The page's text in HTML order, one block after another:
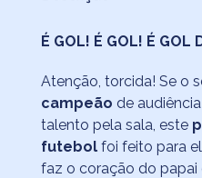
É GOL! É GOL! É GOL
Atenção, torcida! Se o
campeão de
talento pela sala, este
futebolfoi feito para
faz o coração do papai